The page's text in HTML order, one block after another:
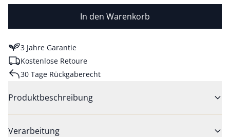
In den Warenkorb
3 Jahre Garantie
Kostenlose Retoure
30 Tage Rückgaberecht
Produktbeschreibung
Verarbeitung